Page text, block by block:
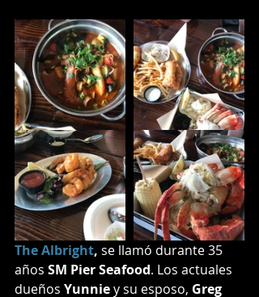
The Albright, se llamó durante 35
años SM Pier Seafood. Los actuales
dueños Yunnie y su esposo, Greg